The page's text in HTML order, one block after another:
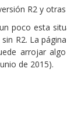
R2 y
poco esta
R2. La
arrojar
de 2015).